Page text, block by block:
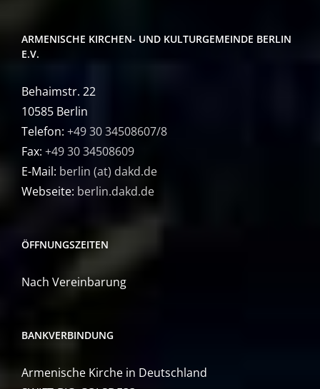
ARMENISCHE KIRCHEN- UND KULTURGEMEINDE BERLIN
E.V.
Behaimstr. 22
10585 Berlin
Telefon: +49 30 34508607/8
Fax: +49 30 34508609
E-Mail: berlin (at) dakd.de
Webseite: berlin.dakd.de
ÖFFNUNGSZEITEN
Nach Vereinbarung
BANKVERBINDUNG
Armenische Kirche in Deutschland